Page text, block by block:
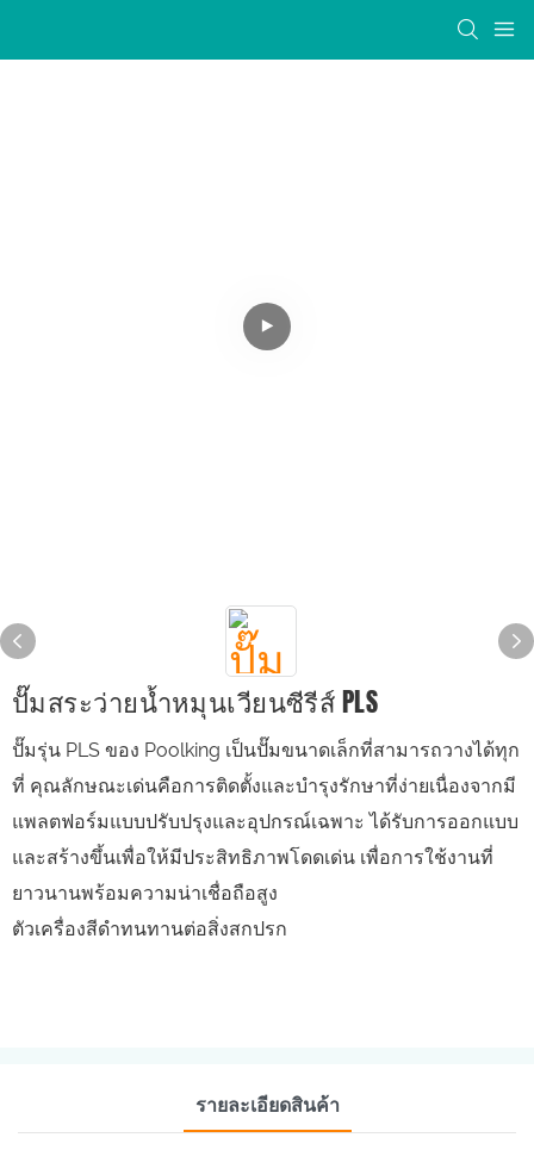
ปั๊มสระว่ายน้ำหมุนเวียนซีรีส์ PLS
ปั๊มรุ่น PLS ของ Poolking เป็นปั๊มขนาดเล็กที่สามารถวางได้ทุก
ที่ คุณลักษณะเด่นคือการติดตั้งและบำรุงรักษาที่ง่ายเนื่องจากมี
แพลตฟอร์มแบบปรับปรุงและอุปกรณ์เฉพาะ ได้รับการออกแบบ
และสร้างขึ้นเพื่อให้มีประสิทธิภาพโดดเด่น เพื่อการใช้งานที่
ยาวนานพร้อมความน่าเชื่อถือสูง
ตัวเครื่องสีดำทนทานต่อสิ่งสกปรก
รายละเอียดสินค้า